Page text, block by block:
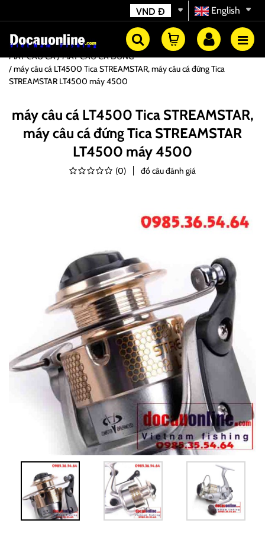
English
VND Đ
MÁY CÂU CÁ
MÁY CÂU CÁ ĐỨNG
máy câu cá LT4500 Tica STREAMSTAR, máy câu cá đứng Tica
STREAMSTAR LT4500 máy 4500
máy câu cá LT4500 Tica STREAMSTAR,
máy câu cá đứng Tica STREAMSTAR
LT4500 máy 4500
(0) đồ câu đánh giá